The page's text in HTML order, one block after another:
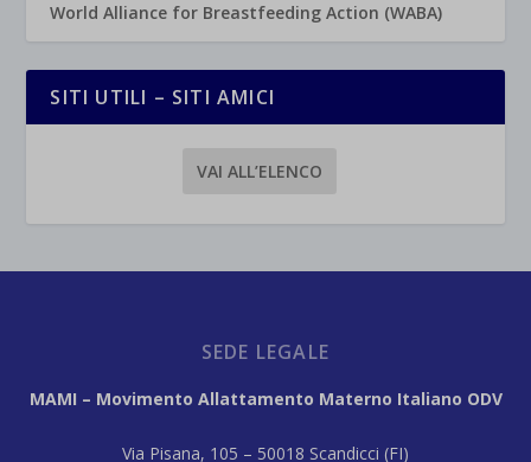
World Alliance for Breastfeeding Action (WABA)
SITI UTILI – SITI AMICI
VAI ALL’ELENCO
SEDE LEGALE
MAMI – Movimento Allattamento Materno Italiano ODV
Via Pisana, 105 – 50018 Scandicci (FI)